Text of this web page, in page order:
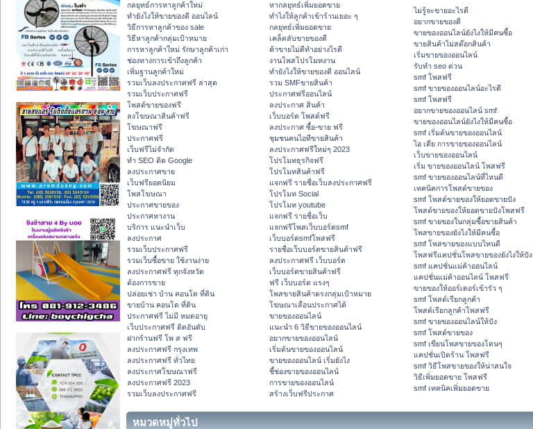
กลยุทธ์การหาลูกค้าใหม่
ทํายังไงให้ขายของดี ออนไลน์
วิธีการหาลูกค้าของ sale
วิธีหาลูกค้ากลุ่มเป้าหมาย
การหาลูกค้าใหม่ รักษาลูกค้าเก่า
ช่องทางการเข้าถึงลูกค้า
เพิ่มฐานลูกค้าใหม่
รวมเว็บลงประกาศฟรี ล่าสุด
รวมเว็บประกาศฟรี
โพสต์ขายของฟรี
ลงโฆษณาสินค้าฟรี
โฆษณาฟรี
ประกาศฟรี
เว็บฟรีไม่จำกัด
ทำ SEO ติด Google
ลงประกาศขาย
เว็บฟรียอดนิยม
โพสโฆษณา
ประกาศขายของ
ประกาศหางาน
บริการ แนะนำเว็บ
ลงประกาศ
รวมเว็บประกาศฟรี
รวมเว็บซื้อขาย ใช้งานง่าย
ลงประกาศฟรี ทุกจังหวัด
ต้องการขาย
ปล่อยเช่า บ้าน คอนโด ที่ดิน
ขายบ้าน คอนโด ที่ดิน
ประกาศฟรี ไม่มี หมดอายุ
เว็บประกาศฟรี ติดอันดับ
ฝากร้านฟรี โพ ส ฟรี
ลงประกาศฟรี กรุงเทพ
ลงประกาศฟรี ทั่วไทย
ลงประกาศโฆษณาฟรี
ลงประกาศฟรี 2023
รวมเว็บลงประกาศฟรี
หากลยุทธ์เพิ่มยอดขาย
ทําไงให้ลูกค้าเข้าร้านเยอะ ๆ
กลยุทธ์เพิ่มยอดขาย
เคล็ดลับขายของดี
ค้าขายไม่ดีทำอย่างไรดี
งานโพสโปรโมทงาน
ทํายังไงให้ขายของดี ออนไลน์
รวม SMFขายสินค้า
ประกาศฟรีออนไลน์
ลงประกาศ สินค้า
เว็บบอร์ด โพสต์ฟรี
ลงประกาศ ซื้อ-ขาย ฟรี
ชุมชนคนไอทีขายสินค้า
ลงประกาศฟรีใหม่ๆ 2023
โปรโมทธุรกิจฟรี
โปรโมทสินค้าฟรี
แจกฟรี รายชื่อเว็บลงประกาศฟรี
โปรโมท Social
โปรโมท youtube
แจกฟรี รายชื่อเว็บ
แจกฟรีโพสเว็บบอร์ดsmf
เว็บบอร์ดsmfโพสฟรี
รายชื่อเว็บบอร์ดขายสินค้าฟรี
ลงประกาศฟรี เว็บบอร์ด
เว็บบอร์ดขายสินค้าฟรี
ฟรี เว็บบอร์ด แรงๆ
โพสขายสินค้าตรงกลุ่มเป้าหมาย
โฆษณาเลื่อนประกาศได้
ขายของออนไลน์
แนะนำ 6 วิธีขายของออนไลน์
อยากขายของออนไลน์
เริ่มต้นขายของออนไลน์
ขายของออนไลน์ เริ่มยังไง
ชี้ช่องขายของออนไลน์
การขายของออนไลน์
สร้างเว็บฟรีประกาศ
ไม่รู้จะขายอะไรดี
อยากขายของดี
ขายของออนไลน์ยังไงให้มีคนซื้อ
ขายสินค้าไม่สต๊อกสินค้า
เริ่มขายของออนไลน์
รับทำ seo ด่วน
smf โพสฟรี
smf ขายของออนไลน์อะไรดี
smf โพสฟรี
อยากขายของออนไลน์ smf
ขายของออนไลน์ยังไงให้มีคนซื้อ
smf เริ่มต้นขายของออนไลน์
ไอ เดีย การขายของออนไลน์
เว็บขายของออนไลน์
เริ่ม ขายของออนไลน์ โพสฟรี
smf ขายของออนไลน์ที่ไหนดี
เทคนิคการโพสต์ขายของ
smf โพสต์ขายของให้ยอดขายปัง
โพสต์ขายของให้ยอดขายปังโพสฟรี
smf ขายของในกลุ่มซื้อขายสินค้า
โพสขายของยังไงให้มีคนซื้อ
smf โพสขายของแบบไหนดี
โพสฟรีแคปชั่นโพสขายของยังไงให้ปัง
smf แคปชั่นแม่ค้าออนไลน์
แคปชั่นแม่ค้าออนไลน์ โพสฟรี
ขายของให้ออร์เดอร์เข้ารัว ๆ
smf โพสต์เรียกลูกค้า
โพสต์เรียกลูกค้าโพสฟรี
smf ขายของออนไลน์ให้ปัง
smf โพสต์ขายของ
smf เขียนโพสขายของโดนๆ
แคปชั่นเปิดร้าน โพสฟรี
smf วิธีโพสขายของให้น่าสนใจ
วิธีเพิ่มยอดขาย โพสฟรี
smf เทคนิคเพิ่มยอดขาย
หมวดหมู่ทั่วไป